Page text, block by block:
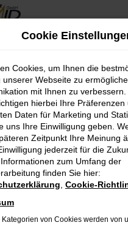
Network Error
ist ein Fehler aufgetreten.
ein paar Tipps, die dir helfen
deine Firewall und deine
andere Webseiten, zum
deine Browsererweiterungen.
Cookie
Cookies, um Ihnen die
unserer Webseite zu
mit Ihnen zu verbessern.
hierbei Ihre Präferenzen
Daten für Marketing und
uns Ihre Einwilligung geben.
Zeitpunkt Ihre Meinung
jederzeit für die
zum Umfang der
finden Sie hier:
Cookie-
Kategorien von Cookies werden von